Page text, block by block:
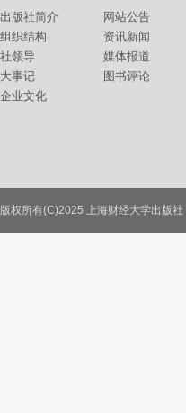
出版社简介
组织结构
社领导
大事记
企业文化
网站公告
资讯新闻
媒体报道
图书评论
联系我们
版权所有(C)2025 上海财经大学出版社